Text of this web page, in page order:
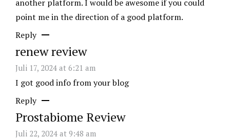
another platform. I would be awesome if you could
point me in the direction of a good platform.
Reply
renew review
Juli 17, 2024 at 6:21 am
I got good info from your blog
Reply
Prostabiome Review
Juli 22, 2024 at 9:48 am